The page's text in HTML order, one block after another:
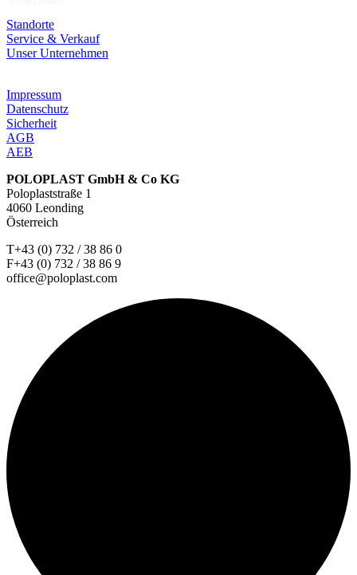
Standorte
Service & Verkauf
Unser Unternehmen
Impressum
Datenschutz
Sicherheit
AGB
AEB
POLOPLAST GmbH & Co KG
Poloplaststraße 1
4060 Leonding
Österreich
T+43 (0) 732 / 38 86 0
F+43 (0) 732 / 38 86 9
office@poloplast.com